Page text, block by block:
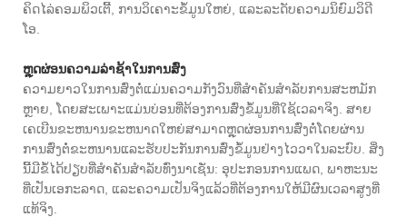
ຄິດໄລ່ຄອມພິວເຕີ້, ການວິເຄາະຂໍ້ມູນໃຫຍ່, ແລະລະດັບຄວາມນິຍົມວິດີ
ໂອ.
ຫຼຸດຜ່ອນຄວາມລ່າຊ້າໃນການສົ່ງ
ຄວາມຍາວໃນການສົ່ງຕໍ່ແມ່ນຄວາມກັງວົນທີ່ສໍາຄັນສໍາລັບການສະຫມັກ
ຫຼາຍ, ໂດຍສະເພາະແມ່ນບ່ອນທີ່ຕ້ອງການສົ່ງຂໍ້ມູນທີ່ໃຊ້ເວລາຈິງ. ສາຍ
ເຄເບີນຂະຫນານຂະຫນາດໃຫຍ່ສາມາດຫຼຸດຜ່ອນການສົ່ງຕໍ່ໂດຍຜ່ານ
ການສົ່ງຕໍ່ຂະຫນານແລະຮັບປະກັນການສົ່ງຂໍ້ມູນຢ່າງໄວວາໃນລະບົບ. ສິ່ງ
ນີ້ມີຂໍ້ໄດ້ປຽບທີ່ສໍາຄັນສໍາລັບທົ່ງນາເຊັ່ນ: ອຸປະກອນການແພດ, ພາຫະນະ
ທີ່ເປັນເອກະລາດ, ແລະຄວາມເປັນຈິງແລ້ວທີ່ຕ້ອງການໃຫ້ມີຜົນເວລາສູງທີ່
ແທ້ຈິງ.